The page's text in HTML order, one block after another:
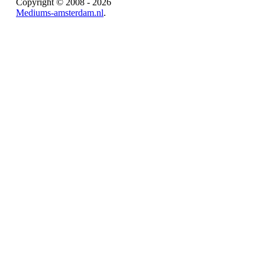
Copyright © 2008 - 2026
Mediums-amsterdam.nl.